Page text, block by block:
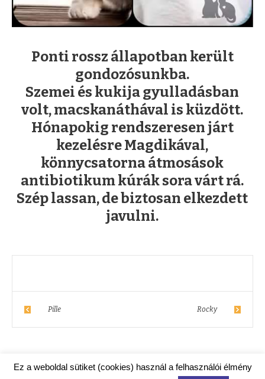
Ponti rossz állapotban került
gondozósunkba.
Szemei és kukija gyulladásban
volt, macskanáthával is küzdött.
Hónapokig rendszeresen járt
kezelésre Magdikával,
könnycsatorna átmosások
antibiotikum kúrák sora várt rá.
Szép lassan, de biztosan elkezdett
javulni.
Pille Rocky
Ez a weboldal sütiket (cookies) használ a felhasználói élmény